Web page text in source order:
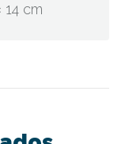
14 cm